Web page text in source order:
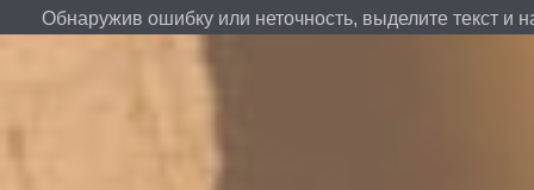
Обнаружив ошибку или неточность, выделите текст и